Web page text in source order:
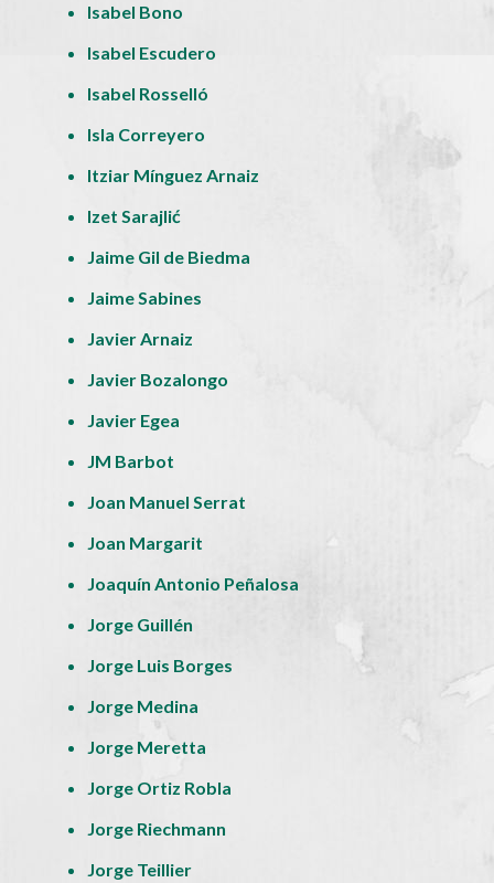
Isabel Bono
Isabel Escudero
Isabel Rosselló
Isla Correyero
Itziar Mínguez Arnaiz
Izet Sarajlić
Jaime Gil de Biedma
Jaime Sabines
Javier Arnaiz
Javier Bozalongo
Javier Egea
JM Barbot
Joan Manuel Serrat
Joan Margarit
Joaquín Antonio Peñalosa
Jorge Guillén
Jorge Luis Borges
Jorge Medina
Jorge Meretta
Jorge Ortiz Robla
Jorge Riechmann
Jorge Teillier